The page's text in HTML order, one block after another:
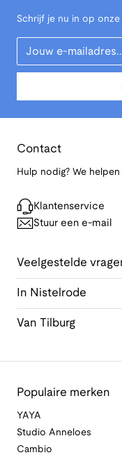
Schrijf je nu in op onze
Your Email
Contact
Hulp nodig? We
Klantenservice
Stuur een e-mail
Veelgestelde
In Nistelrode
Van Tilburg
Populaire merken
YAYA
Studio Anneloes
Cambio